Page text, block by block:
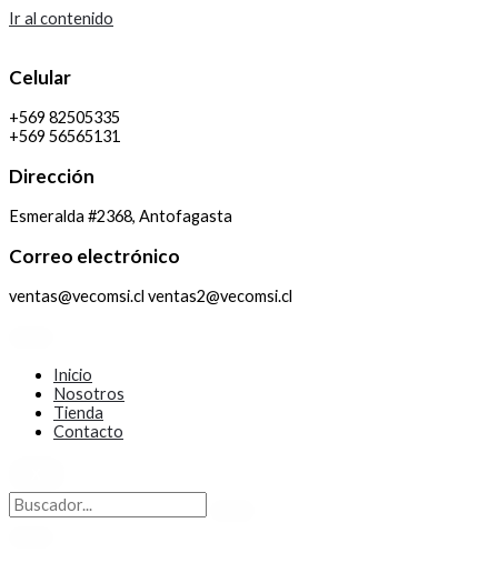
Ir al contenido
Celular
+569 82505335
+569 56565131
Dirección
Esmeralda #2368, Antofagasta
Correo electrónico
ventas@vecomsi.cl ventas2@vecomsi.cl
Inicio
Nosotros
Tienda
Contacto